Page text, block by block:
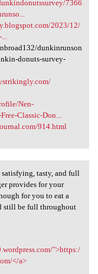
7366
2023/12/
dunkinrunson
donuts-survey-
Nen-
Classic-Don...
914.html
how
tasty, and full
provides for your
for you to eat a
still be full throughout
">https:/
</a>